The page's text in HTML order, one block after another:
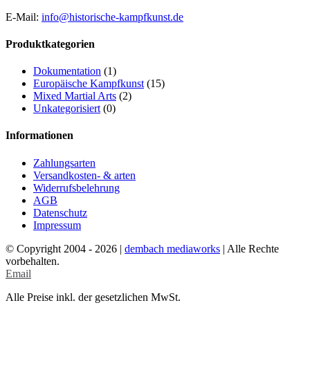
E-Mail: info@historische-kampfkunst.de
Produktkategorien
Dokumentation (1)
Europäische Kampfkunst (15)
Mixed Martial Arts (2)
Unkategorisiert (0)
Informationen
Zahlungsarten
Versandkosten- & arten
Widerrufsbelehrung
AGB
Datenschutz
Impressum
© Copyright 2004 - 2026 | dembach mediaworks | Alle Rechte
vorbehalten.
Email
Alle Preise inkl. der gesetzlichen MwSt.